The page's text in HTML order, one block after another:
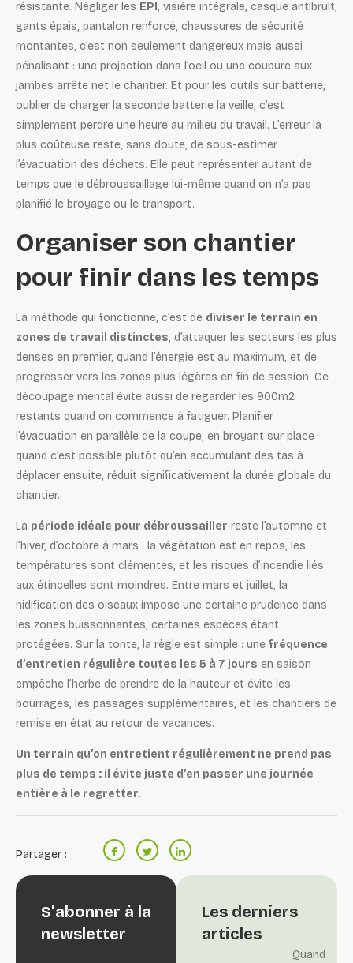
résistante. Négliger les EPI, visière intégrale, casque antibruit,
gants épais, pantalon renforcé, chaussures de sécurité
montantes, c’est non seulement dangereux mais aussi
pénalisant : une projection dans l’oeil ou une coupure aux
jambes arrête net le chantier. Et pour les outils sur batterie,
oublier de charger la seconde batterie la veille, c’est
simplement perdre une heure au milieu du travail. L’erreur la
plus coûteuse reste, sans doute, de sous-estimer
l’évacuation des déchets. Elle peut représenter autant de
temps que le débroussaillage lui-même quand on n’a pas
planifié le broyage ou le transport.
Organiser son chantier
pour finir dans les temps
La méthode qui fonctionne, c’est de diviser le terrain en
zones de travail distinctes, d’attaquer les secteurs les plus
denses en premier, quand l’énergie est au maximum, et de
progresser vers les zones plus légères en fin de session. Ce
découpage mental évite aussi de regarder les 900m2
restants quand on commence à fatiguer. Planifier
l’évacuation en parallèle de la coupe, en broyant sur place
quand c’est possible plutôt qu’en accumulant des tas à
déplacer ensuite, réduit significativement la durée globale du
chantier.
La période idéale pour débroussailler reste l’automne et
l’hiver, d’octobre à mars : la végétation est en repos, les
températures sont clémentes, et les risques d’incendie liés
aux étincelles sont moindres. Entre mars et juillet, la
nidification des oiseaux impose une certaine prudence dans
les zones buissonnantes, certaines espèces étant
protégées. Sur la tonte, la règle est simple : une fréquence
d’entretien régulière toutes les 5 à 7 jours en saison
empêche l’herbe de prendre de la hauteur et évite les
bourrages, les passages supplémentaires, et les chantiers de
remise en état au retour de vacances.
Un terrain qu’on entretient régulièrement ne prend pas
plus de temps : il évite juste d’en passer une journée
entière à le regretter.
Partager :
Les derniers
articles
Quand
S'abonner à la
newsletter